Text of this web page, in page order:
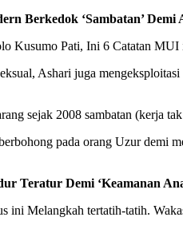
Berkedok ‘Sambatan’ Demi
Kusumo Pati, Ini 6 Catatan
Ashari juga
sejak 2008 sambatan (kerja
pada orang Uzur demi
Teratur Demi ‘Keamanan
ini Melangkah tertatih-tatih.